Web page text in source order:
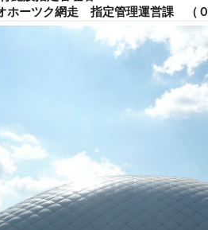
ホーツク網走 指定管理運営課 （